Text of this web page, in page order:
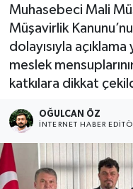
Muhasebeci Mali
Müşavirlik
dolayısıyla
meslek
katkılara dikkat
OĞULCAN ÖZ
İNTERNET HABER
Karabük
Devrek
ÇEVRE
BİLİM VE